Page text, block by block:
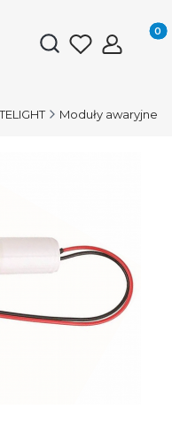
Otwórz
Moduły awaryjne